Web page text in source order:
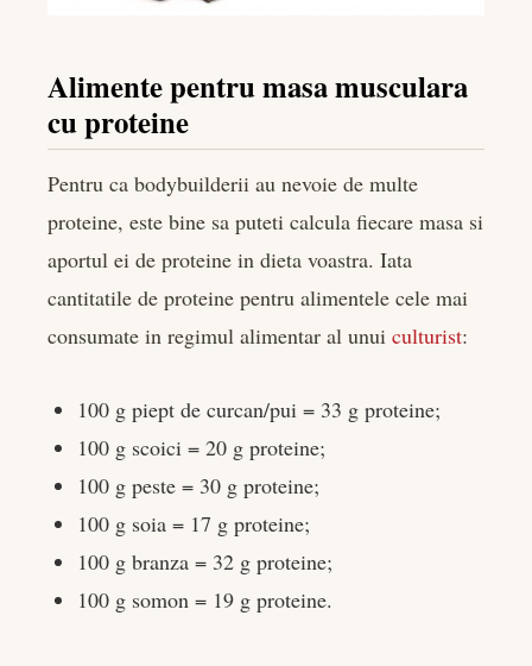
Alimente pentru masa musculara
cu proteine
Pentru ca bodybuilderii au nevoie de multe
proteine, este bine sa puteti calcula fiecare masa si
aportul ei de proteine in dieta voastra. Iata
cantitatile de proteine pentru alimentele cele mai
consumate in regimul alimentar al unui culturist:
100 g piept de curcan/pui = 33 g proteine;
100 g scoici = 20 g proteine;
100 g peste = 30 g proteine;
100 g soia = 17 g proteine;
100 g branza = 32 g proteine;
100 g somon = 19 g proteine.